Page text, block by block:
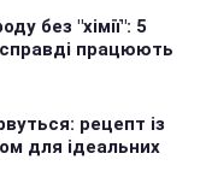
без "хімії": 5
справді працюють
рецепт із
для ідеальних